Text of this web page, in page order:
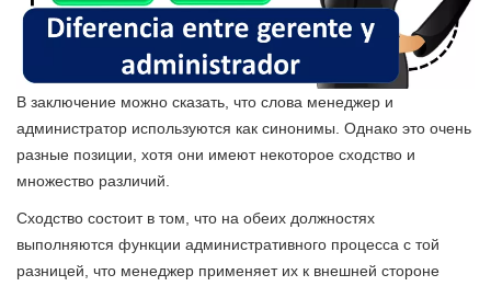
В заключение можно сказать, что слова менеджер и
администратор используются как синонимы. Однако это очень
разные позиции, хотя они имеют некоторое сходство и
множество различий.
Сходство состоит в том, что на обеих должностях
выполняются функции административного процесса с той
разницей, что менеджер применяет их к внешней стороне